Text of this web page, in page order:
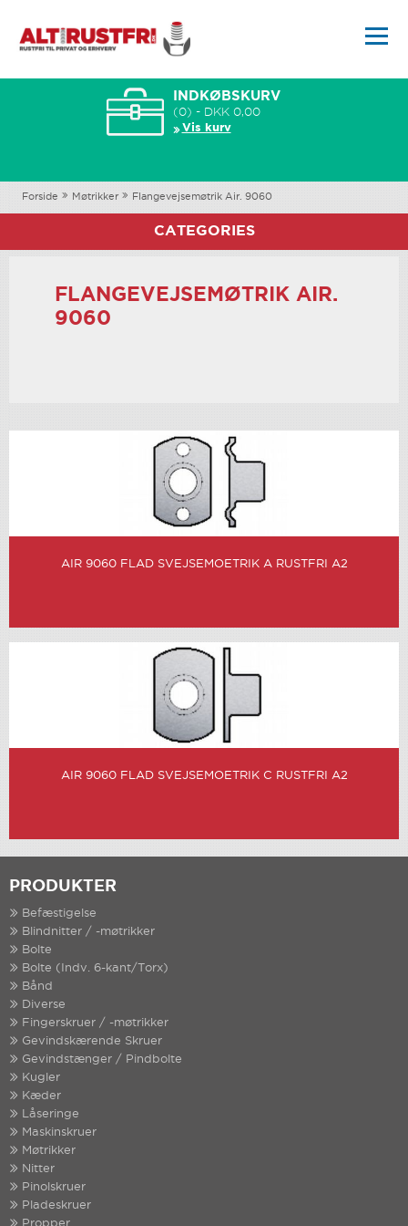
INDKØBSKURV
(0) - DKK 0,00
Vis kurv
Forside Møtrikker Flangevejsemøtrik Air. 9060
CATEGORIES
FLANGEVEJSEMØTRIK AIR.
9060
AIR 9060 FLAD SVEJSEMOETRIK A RUSTFRI A2
AIR 9060 FLAD SVEJSEMOETRIK C RUSTFRI A2
PRODUKTER
Befæstigelse
Blindnitter / -møtrikker
Bolte
Bolte (Indv. 6-kant/Torx)
Bånd
Diverse
Fingerskruer / -møtrikker
Gevindskærende Skruer
Gevindstænger / Pindbolte
Kugler
Kæder
Låseringe
Maskinskruer
Møtrikker
Nitter
Pinolskruer
Pladeskruer
Propper